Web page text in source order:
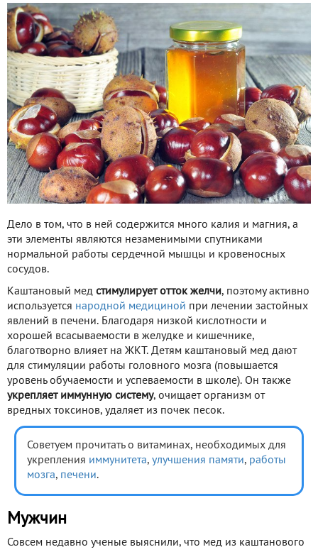
Дело в том, что в ней содержится много калия и магния, а
эти элементы являются незаменимыми спутниками
нормальной работы сердечной мышцы и кровеносных
сосудов.
Каштановый мед стимулирует отток желчи, поэтому активно
используется народной медициной при лечении застойных
явлений в печени. Благодаря низкой кислотности и
хорошей всасываемости в желудке и кишечнике,
благотворно влияет на ЖКТ. Детям каштановый мед дают
для стимуляции работы головного мозга (повышается
уровень обучаемости и успеваемости в школе). Он также
укрепляет иммунную систему, очищает организм от
вредных токсинов, удаляет из почек песок.
Советуем прочитать о витаминах, необходимых для
укрепления иммунитета, улучшения памяти, работы
мозга, печени.
Мужчин
Совсем недавно ученые выяснили, что мед из каштанового